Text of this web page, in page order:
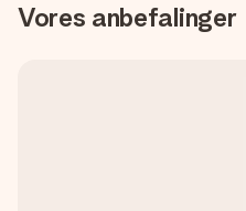
Vores anbefalinger